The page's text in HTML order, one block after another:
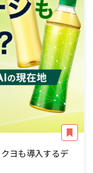
ヨも導入するデ